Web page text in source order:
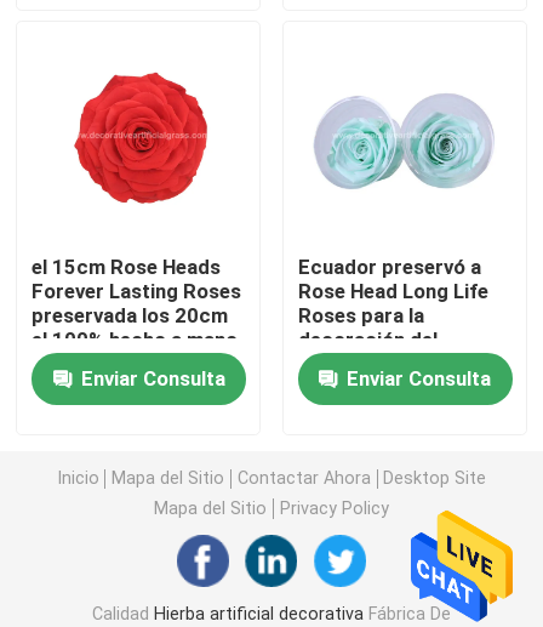
Hierba artificial decorativa
Césped artificial de la hierba
Pétalos de flores artificiales
Bola de la flor artificial
Ornamentos decorativos
Moss Mat artificial
el 15cm Rose Heads
Forever Lasting Roses
preservada los 20cm
el 100% hecho a mano
Enviar Consulta
Ecuador preservó a
Rose Head Long Life
Roses para la
decoración del
acontecimiento del
partidoEnviar Consulta
Inicio Mapa del Sitio Contactar Ahora
Desktop Site
Mapa del Sitio
Privacy Policy
Calidad Hierba artificial decorativa Fábrica De